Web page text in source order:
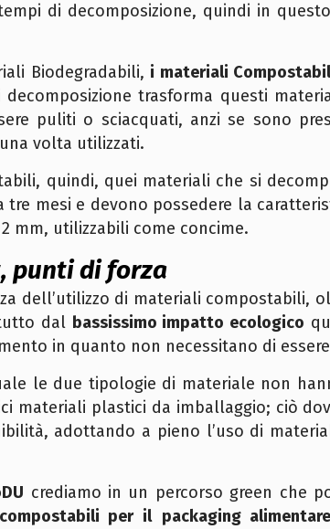
di decomposizione, quindi in
Biodegradabili, i materiali
trasforma questi
puliti o sciacquati, anzi se sono
volta utilizzati.
quindi, quei materiali che si
tre mesi e devono possedere la
mm, utilizzabili come concime.
punti di forza
dell’utilizzo di materiali compostabili,
dal bassissimo impatto ecologico
in quanto non necessitano di
le due tipologie di materiale non
materiali plastici da imballaggio; ciò
adottando a pieno l’uso di
crediamo in un percorso green che
per il packaging alimentare